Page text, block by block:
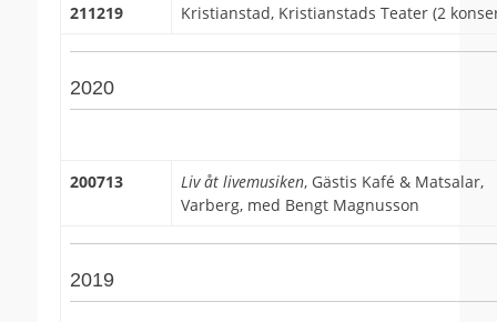
211219
Kristianstad, Kristianstads Teater (2
2020
200713 Liv åt livemusiken, Gästis Kafé & Matsalar,
Varberg, med Bengt Magnusson
2019